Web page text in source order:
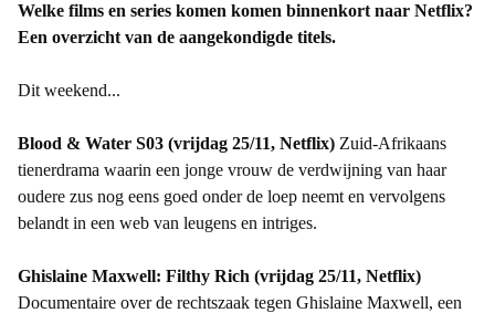
Welke films en series komen komen binnenkort naar Netflix?
Een overzicht van de aangekondigde titels.
Dit weekend...
Blood & Water S03 (vrijdag 25/11, Netflix) Zuid-Afrikaans
tienerdrama waarin een jonge vrouw de verdwijning van haar
oudere zus nog eens goed onder de loep neemt en vervolgens
belandt in een web van leugens en intriges.
Ghislaine Maxwell: Filthy Rich (vrijdag 25/11, Netflix)
Documentaire over de rechtszaak tegen Ghislaine Maxwell, een